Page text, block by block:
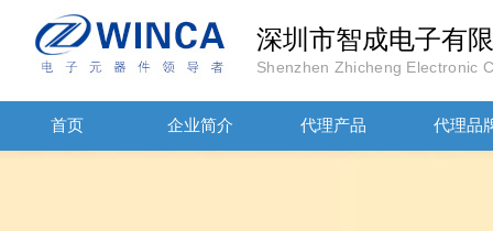
深圳市智成电子有
Shenzhen Zhicheng Electronic
首页 企业简介 代理产品 代理品